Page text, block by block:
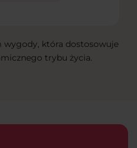
wygody, która dostosowuje
trybu życia.